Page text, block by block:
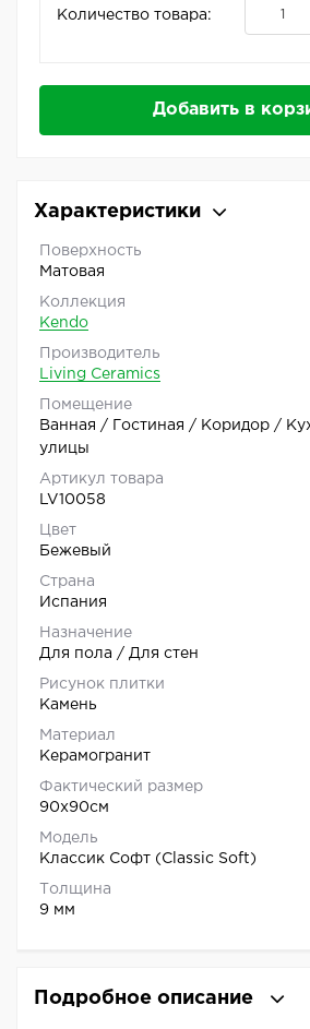
Количество товара:
Добавить в
Характеристики
Поверхность
Матовая
Коллекция
Kendo
Производитель
Living Ceramics
Помещение
Ванная / Гостиная / Коридор /
улицы
Артикул товара
LV10058
Цвет
Бежевый
Страна
Испания
Назначение
Для пола / Для стен
Рисунок плитки
Камень
Материал
Керамогранит
Фактический размер
90x90см
Модель
Классик Софт (Classic Soft)
Толщина
9 мм
Подробное описание